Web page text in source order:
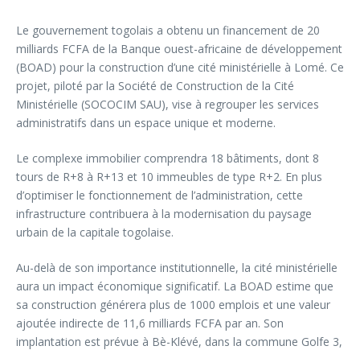
Le gouvernement togolais a obtenu un financement de 20
milliards FCFA de la Banque ouest-africaine de développement
(BOAD) pour la construction d’une cité ministérielle à Lomé. Ce
projet, piloté par la Société de Construction de la Cité
Ministérielle (SOCOCIM SAU), vise à regrouper les services
administratifs dans un espace unique et moderne.
Le complexe immobilier comprendra 18 bâtiments, dont 8
tours de R+8 à R+13 et 10 immeubles de type R+2. En plus
d’optimiser le fonctionnement de l’administration, cette
infrastructure contribuera à la modernisation du paysage
urbain de la capitale togolaise.
Au-delà de son importance institutionnelle, la cité ministérielle
aura un impact économique significatif. La BOAD estime que
sa construction générera plus de 1000 emplois et une valeur
ajoutée indirecte de 11,6 milliards FCFA par an. Son
implantation est prévue à Bè-Klévé, dans la commune Golfe 3,